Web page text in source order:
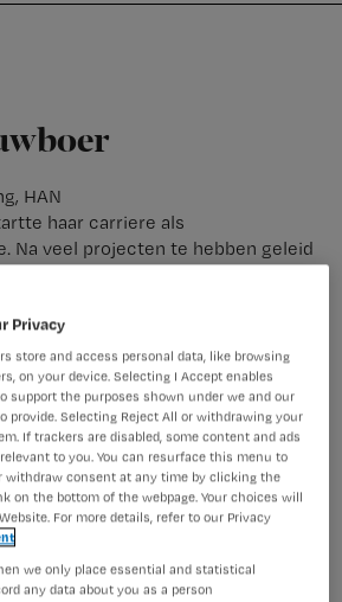
HAN
haar carriere als
Na veel projecten te hebben geleid
Als lector aan de HAN werkt ze
aan professionalisering van de
Privacy
store and access personal data, like browsing
on your device. Selecting I Accept enables
support the purposes shown under we and our
provide. Selecting Reject All or withdrawing your
If trackers are disabled, some content and ads
to you. You can resurface this menu to
withdraw consent at any time by clicking the
on the bottom of the webpage. Your choices will
For more details, refer to our Privacy
we only place essential and statistical
any data about you as a person